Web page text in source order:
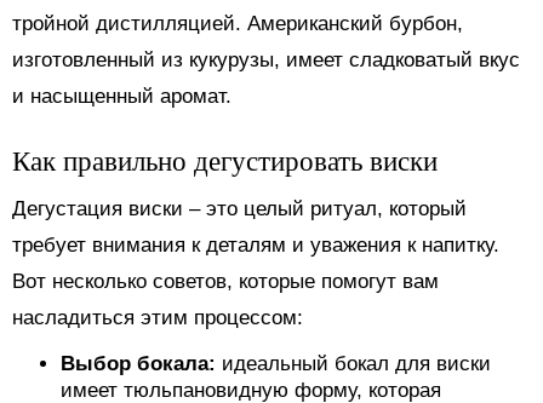
тройной дистилляцией. Американский бурбон,
изготовленный из кукурузы, имеет сладковатый вкус
и насыщенный аромат.
Как правильно дегустировать виски
Дегустация виски – это целый ритуал, который
требует внимания к деталям и уважения к напитку.
Вот несколько советов, которые помогут вам
насладиться этим процессом:
Выбор бокала: идеальный бокал для виски
имеет тюльпановидную форму, которая